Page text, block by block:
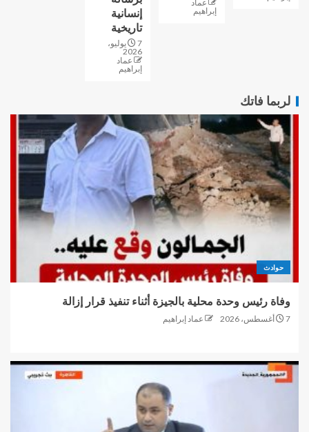
عماد
إبراهيم
إنسانية
تاريخية
7 يوليو،
2026
عماد
إبراهيم
لربما فاتك
حوادث
وفاة رئيس وحدة محلية بالجيزة أثناء تنفيذ قرار إزالة
7 أغسطس، 2026 عماد إبراهيم